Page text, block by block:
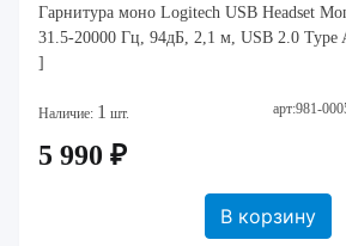
Гарнитура моно Logitech USB Headset
31.5-20000 Гц, 94дБ, 2,1 м, USB 2.0 Type
]
Наличие: 1 шт. арт:981-
5 990 ₽
В корзину